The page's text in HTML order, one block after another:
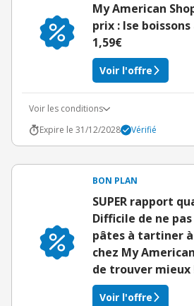
My American
prix : lse
1,59€
Voir l'offre
Voir les conditions
Expire le 31/12/2028
Vérifié
BON PLAN
SUPER rapport
Difficile de ne
pâtes à tartiner
chez My
de trouver mieux
Voir l'offre